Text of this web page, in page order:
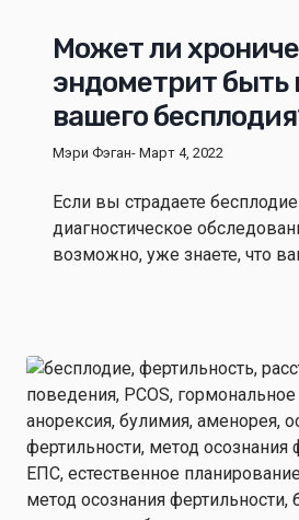
Может ли
эндометрит быть
вашего
Мэри Фэган- Март 4, 2022
Если вы страдаете
диагностическое
возможно, уже знаете, что